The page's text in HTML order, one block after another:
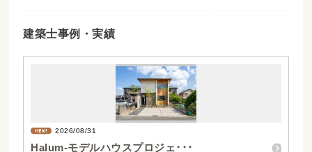
建築士事例・実績
2026/08/31
Halum-モデルハウスプロジェ･･･